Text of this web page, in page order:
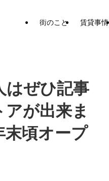
街のこと 賃貸事情
はぜひ記事
が出来ま
末頃オープ